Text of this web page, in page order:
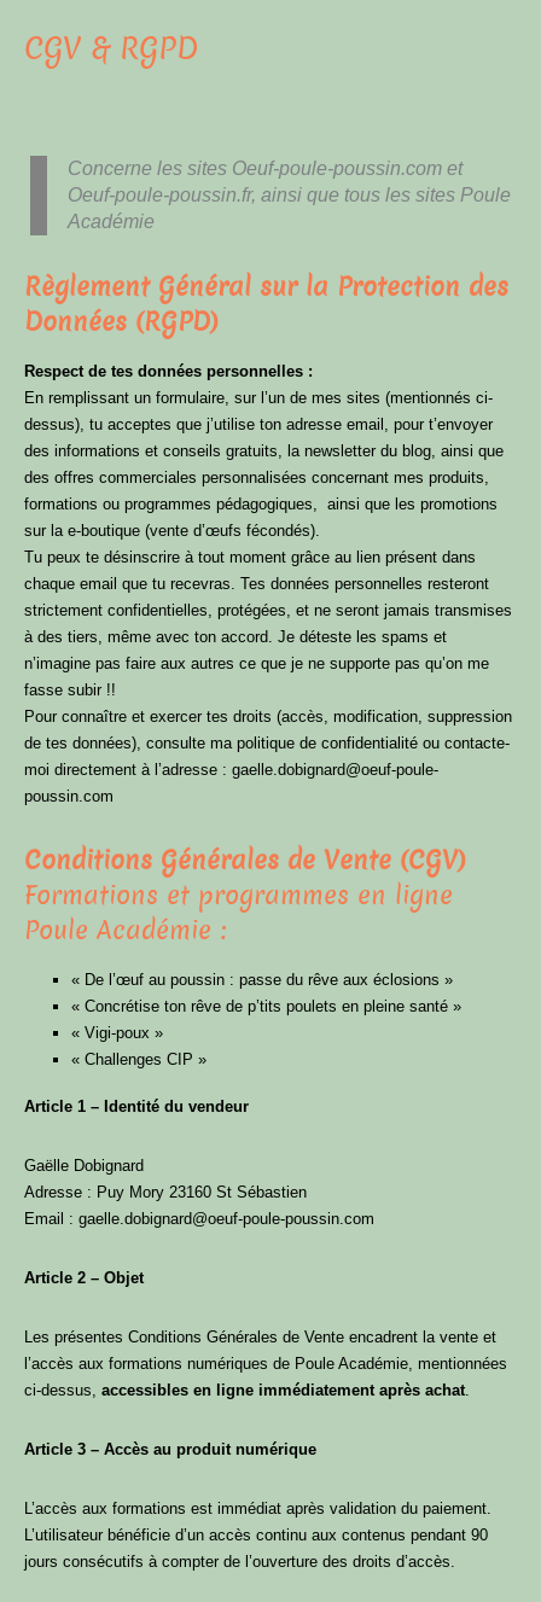
CGV & RGPD
Concerne les sites Oeuf-poule-poussin.com et
Oeuf-poule-poussin.fr, ainsi que tous les sites Poule
Académie
Règlement Général sur la Protection des
Données (RGPD)
Respect de tes données personnelles :
En remplissant un formulaire, sur l’un de mes sites (mentionnés ci-
dessus), tu acceptes que j’utilise ton adresse email, pour t’envoyer
des informations et conseils gratuits, la newsletter du blog, ainsi que
des offres commerciales personnalisées concernant mes produits,
formations ou programmes pédagogiques, ainsi que les promotions
sur la e-boutique (vente d’œufs fécondés).
Tu peux te désinscrire à tout moment grâce au lien présent dans
chaque email que tu recevras. Tes données personnelles resteront
strictement confidentielles, protégées, et ne seront jamais transmises
à des tiers, même avec ton accord. Je déteste les spams et
n’imagine pas faire aux autres ce que je ne supporte pas qu’on me
fasse subir !!
Pour connaître et exercer tes droits (accès, modification, suppression
de tes données), consulte ma politique de confidentialité ou contacte-
moi directement à l’adresse : gaelle.dobignard@oeuf-poule-
poussin.com
Conditions Générales de Vente (CGV)
Formations et programmes en ligne
Poule Académie :
« De l’œuf au poussin : passe du rêve aux éclosions »
« Concrétise ton rêve de p’tits poulets en pleine santé »
« Vigi-poux »
« Challenges CIP »
Article 1 – Identité du vendeur
Gaëlle Dobignard
Adresse : Puy Mory 23160 St Sébastien
Email : gaelle.dobignard@oeuf-poule-poussin.com
Article 2 – Objet
Les présentes Conditions Générales de Vente encadrent la vente et
l’accès aux formations numériques de Poule Académie, mentionnées
ci-dessus, accessibles en ligne immédiatement après achat
Article 3 – Accès au produit numérique
L’accès aux formations est immédiat après validation du paiement.
L’utilisateur bénéficie d’un accès continu aux contenus pendant 90
jours consécutifs à compter de l’ouverture des droits d’accès.